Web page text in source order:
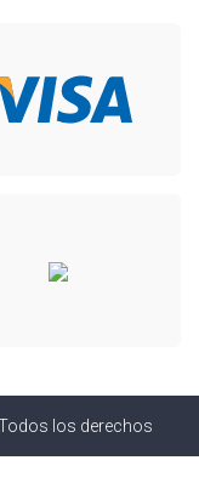
los derechos